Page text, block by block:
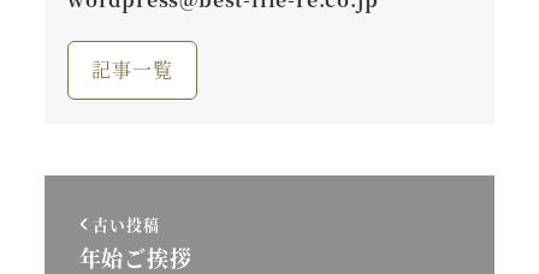
記事一覧
古い投稿
年始ご挨拶